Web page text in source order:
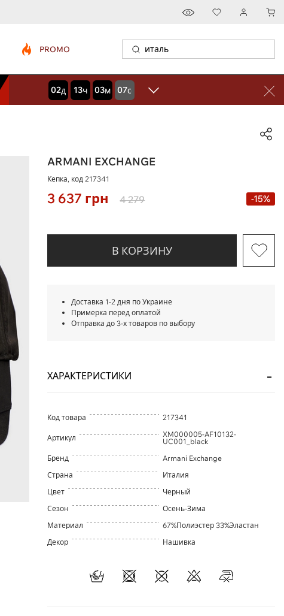
PROMO
02дней
13часов
03минут
06секунд
ARMANI EXCHANGE
Кепка, код217341
3 637 грн 4 279 -15%
В КОРЗИНУ
Доставка 1-2 дня по Украине
Примерка перед оплатой
Отправка до 3-х товаров по выбору
ХАРАКТЕРИСТИКИ
Код товара 217341
Артикул
XM000005-AF10132-
UC001_black
Бренд
Armani Exchange
Страна
Италия
Цвет
Черный
Сезон
Осень-Зима
Материал
67%Полиэстер 33%Эластан
Декор
Нашивка